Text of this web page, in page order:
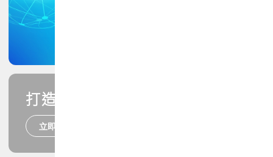
打造您的PCB專業技能
立即報名